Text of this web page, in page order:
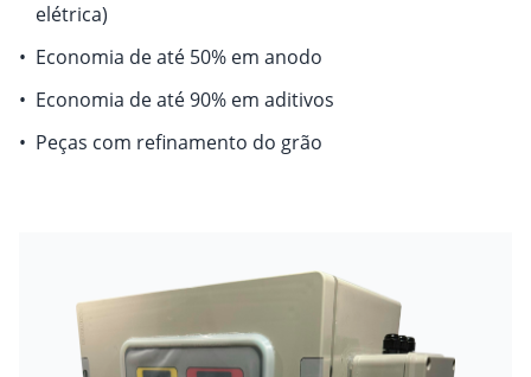
elétrica)
• Economia de até 50% em anodo
• Economia de até 90% em aditivos
• Peças com refinamento do grão